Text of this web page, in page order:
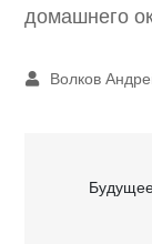
домашнего